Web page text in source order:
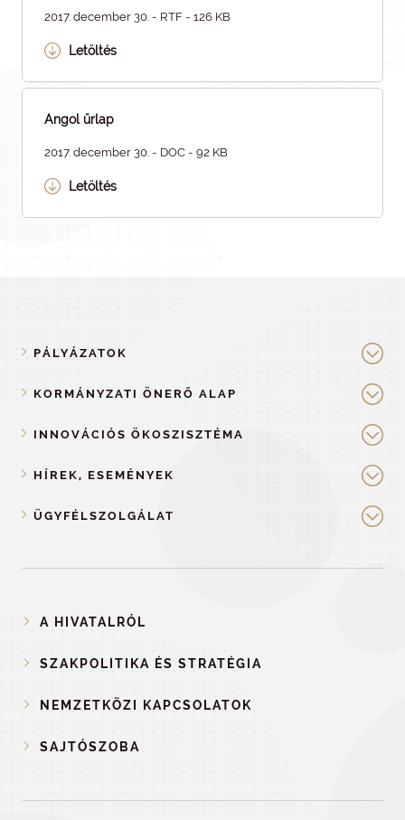
2017. december 30. - RTF - 126 KB
Letöltés
Angol űrlap
2017. december 30. - DOC - 92 KB
Letöltés
PÁLYÁZATOK
KORMÁNYZATI ÖNERŐ ALAP
INNOVÁCIÓS ÖKOSZISZTÉMA
HÍREK, ESEMÉNYEK
ÜGYFÉLSZOLGÁLAT
A HIVATALRÓL
SZAKPOLITIKA ÉS STRATÉGIA
NEMZETKÖZI KAPCSOLATOK
SAJTÓSZOBA